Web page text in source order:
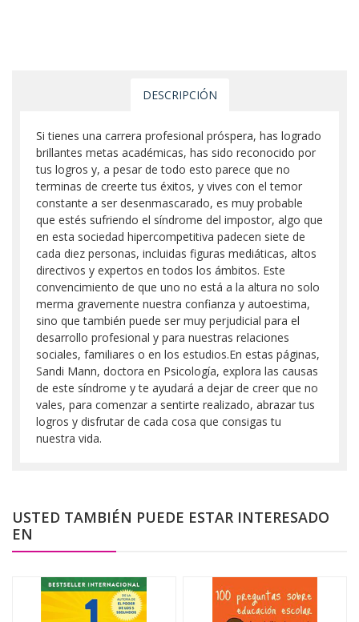
DESCRIPCIÓN
Si tienes una carrera profesional próspera, has logrado
brillantes metas académicas, has sido reconocido por
tus logros y, a pesar de todo esto parece que no
terminas de creerte tus éxitos, y vives con el temor
constante a ser desenmascarado, es muy probable
que estés sufriendo el síndrome del impostor, algo que
en esta sociedad hipercompetitiva padecen siete de
cada diez personas, incluidas figuras mediáticas, altos
directivos y expertos en todos los ámbitos. Este
convencimiento de que uno no está a la altura no solo
merma gravemente nuestra confianza y autoestima,
sino que también puede ser muy perjudicial para el
desarrollo profesional y para nuestras relaciones
sociales, familiares o en los estudios.​En estas páginas,
Sandi Mann, doctora en Psicología, explora las causas
de este síndrome y te ayudará a dejar de creer que no
vales, para comenzar a sentirte realizado, abrazar tus
logros y disfrutar de cada cosa que consigas tu
nuestra vida.​
USTED TAMBIÉN PUEDE ESTAR INTERESADO
EN